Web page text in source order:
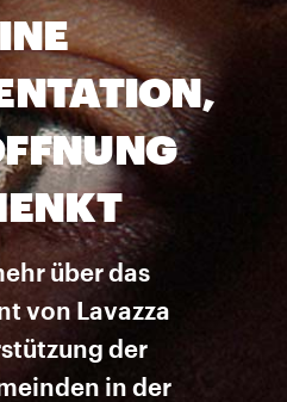
über das
von Lavazza
der
in der